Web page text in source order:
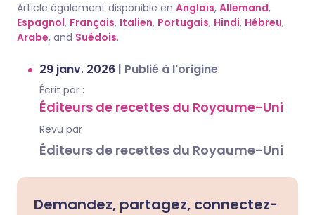
Article également disponible en Anglais, Allemand,
Espagnol, Français, Italien, Portugais, Hindi, Hébreu,
Arabe, and Suédois.
29 janv. 2026 | Publié à l'origine
Écrit par :
Éditeurs de recettes du Royaume-Uni
Revu par
Éditeurs de recettes du Royaume-Uni
Demandez, partagez, connectez-